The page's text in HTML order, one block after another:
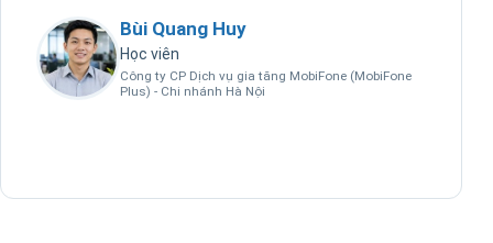
Bùi Quang Huy
Học viên
Công ty CP Dịch vụ gia tăng MobiFone (MobiFone
Plus) - Chi nhánh Hà Nội